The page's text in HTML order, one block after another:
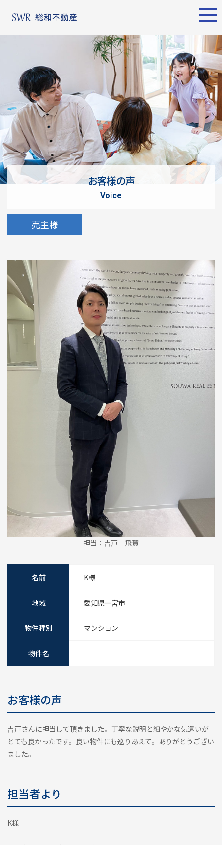
名古屋エリア
物件検索
物件一覧
東京エリア
物件検索
物件一覧
エリア別
名古屋エリア
不動産売却
について
購入希望者
情報一覧
について
売却サポート
シーンごとの売却
売り方のメリット・デメ
リット
買い替えの流れ
売却実績
戸建てを高く売るための
お客様の声
voice
売主様
担当：吉戸 飛賀
名前 K様
地域 愛知県一宮市
物件種別 マンション
物件名
お客様の声
吉戸さんに担当して頂きました。丁寧な説明と細やかな気遣いが
とても良かったです。良い物件にも巡りあえて。ありがとうござい
ました。
担当者より
K様